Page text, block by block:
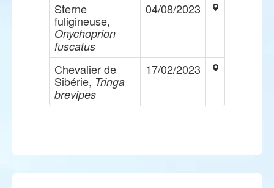
Sterne
fuligineuse,
Onychoprion
fuscatus
04/08/2023
Chevalier de
Sibérie, Tringa
brevipes
17/02/2023